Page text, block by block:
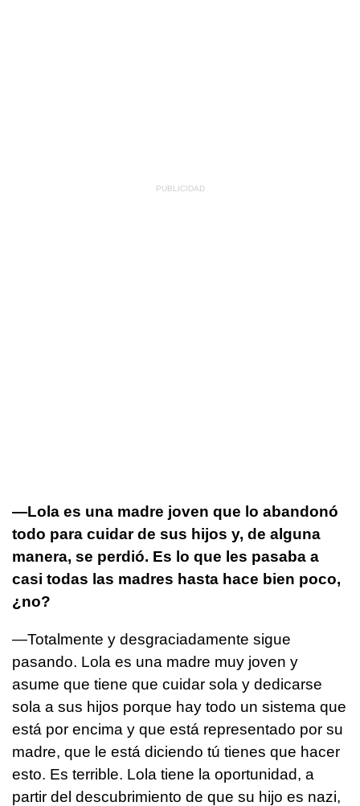
—Lola es una madre joven que lo abandonó
todo para cuidar de sus hijos y, de alguna
manera, se perdió. Es lo que les pasaba a
casi todas las madres hasta hace bien poco,
¿no?
—Totalmente y desgraciadamente sigue
pasando. Lola es una madre muy joven y
asume que tiene que cuidar sola y dedicarse
sola a sus hijos porque hay todo un sistema que
está por encima y que está representado por su
madre, que le está diciendo tú tienes que hacer
esto. Es terrible. Lola tiene la oportunidad, a
partir del descubrimiento de que su hijo es nazi,